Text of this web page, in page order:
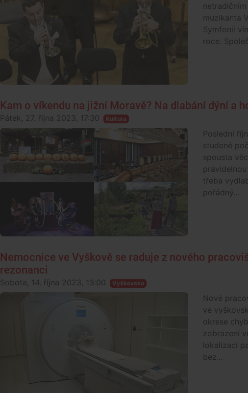
muzikanta
Symfonii
roce.
Kam o víkendu na jižní Moravě? Na dlabání dýní a
Pátek, 27. října 2023, 17:30 Kultura
Poslední
studené
spousta
třeba
pořádný...
Nemocnice ve Vyškově se raduje z nového
rezonanci
Sobota, 14. října 2023, 13:00 Vyškovsko
Nové
ve
okrese
zobrazení
lokalizaci
bez...